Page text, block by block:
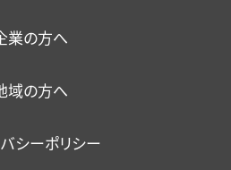
・ディベロップメント
険・学内美化
業の方へ
域の方へ
シーポリシー